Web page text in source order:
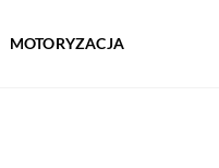
MOTORYZACJA